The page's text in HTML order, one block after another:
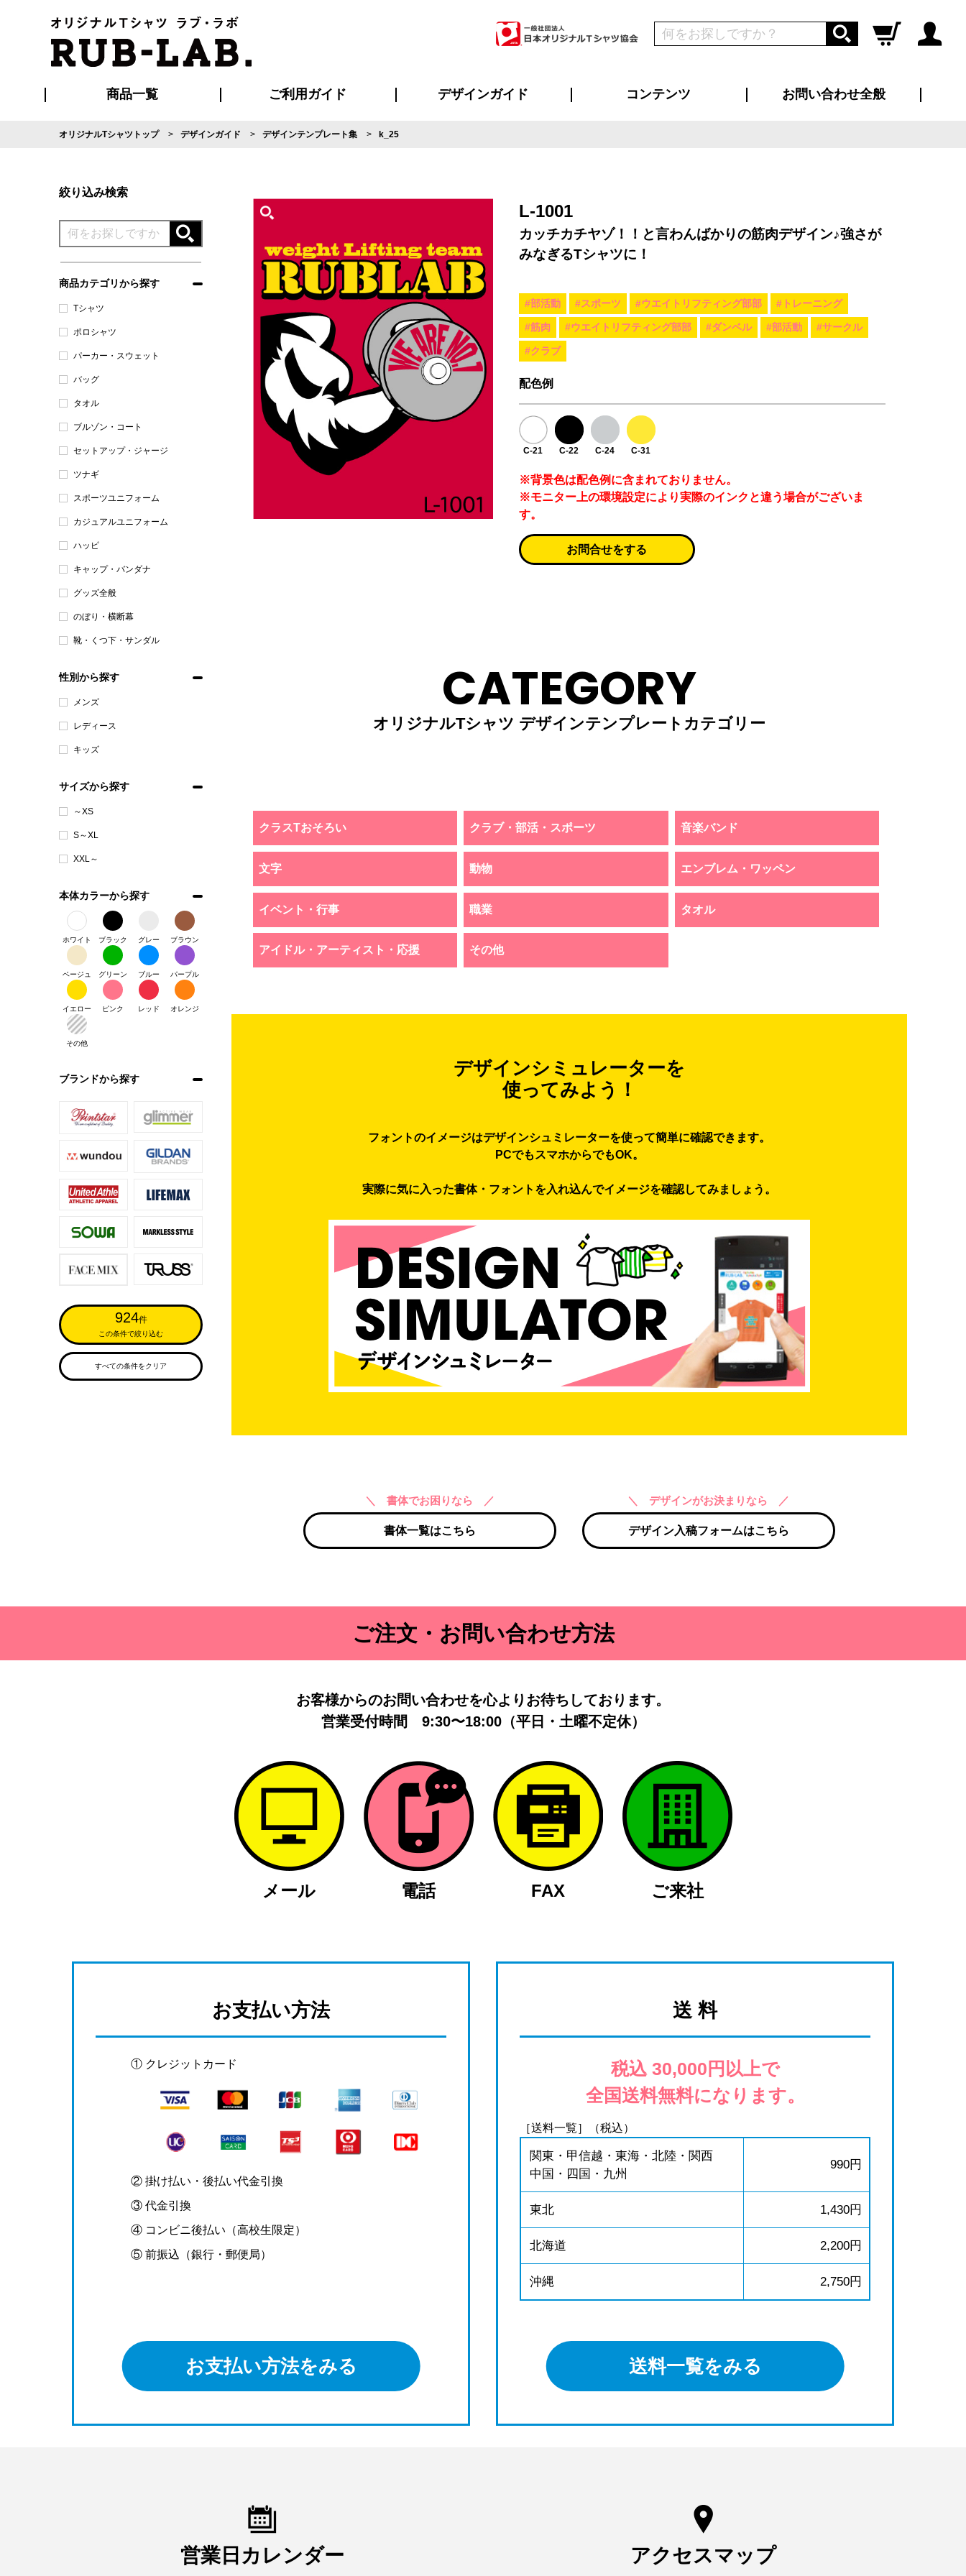
ログイン
商品一覧 ご利用ガイド
ご利用ガイド
はじめての方へ
再注文の方へ
お支払い方法について
割引まとめページ
発送・特急サービスについて
版の保管期限について
マイページ会員のメリット
よくあるご質問
デザインガイド コンテンツ お問い合わせ全般
オリジナルTシャツトップ デザインガイド デザインテンプレート集 k_25
絞り込み検索
商品カテゴリから探す
Tシャツ
ポロシャツ
パーカー・スウェット
バッグ
タオル
ブルゾン・コート
セットアップ・ジャージ
ツナギ
スポーツユニフォーム
カジュアルユニフォーム
ハッピ
キャップ・バンダナ
グッズ全般
のぼり・横断幕
靴・くつ下・サンダル
性別から探す
メンズ
レディース
キッズ
サイズから探す
～XS
S～XL
XXL～
本体カラーから探す
ホワイト ブラック グレー ブラウン
ベージュ グリーン ブルー パープル
イエロー ピンク レッド オレンジ
その他
ブランドから探す
924件
この条件で絞り込む
すべての条件をクリア
L-1001
カッチカチヤゾ！！と言わんばかりの筋肉デザイン♪強さが
みなぎるTシャツに！
#部活動 #スポーツ #ウエイトリフティング部部 #トレーニング
#筋肉 #ウエイトリフティング部部 #ダンベル #部活動 #サークル
#クラブ
配色例
C-21 C-22 C-24 C-31
※背景色は配色例に含まれておりません。
※モニター上の環境設定により実際のインクと違う場合がございま
す。
お問合せをする
CATEGORY
オリジナルTシャツ デザインテンプレートカテゴリー
クラスTおそろい クラブ・部活・スポーツ 音楽バンド
文字 動物 エンブレム・ワッペン
イベント・行事 職業 タオル
アイドル・アーティスト・応援 その他
デザインシミュレーターを
使ってみよう！
フォントのイメージはデザインシュミレーターを使って簡単に確認できます。
PCでもスマホからでもOK。
実際に気に入った書体・フォントを入れ込んでイメージを確認してみましょう。
＼ 書体でお困りなら ／
書体一覧はこちら
＼ デザインがお決まりなら ／
デザイン入稿フォームはこちら
ご注文・お問い合わせ方法
お客様からのお問い合わせを心よりお待ちしております。
営業受付時間 9:30〜18:00（平日・土曜不定休）
メール 電話 FAX ご来社
お支払い方法
① クレジットカード
② 掛け払い・後払い代金引換
③ 代金引換
④ コンビニ後払い（高校生限定）
⑤ 前振込（銀行・郵便局）
お支払い方法をみる
送 料
税込 30,000円以上で
全国送料無料になります。
［送料一覧］（税込）
関東・甲信越・東海・北陸・関西
中国・四国・九州
990円
東北 1,430円
北海道 2,200円
沖縄 2,750円
送料一覧をみる
営業日カレンダー アクセスマップ